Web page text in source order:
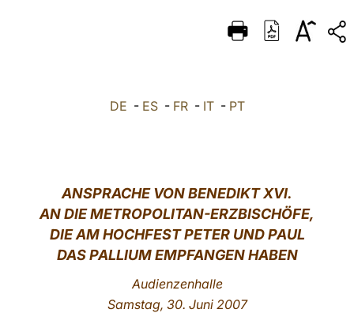
DEUTSCH
DE - ES- FR- IT- PT
ANSPRACHE VON BENEDIKT XVI.
AN DIE METROPOLITAN-ERZBISCHÖFE,
DIE AM HOCHFEST PETER UND PAUL
DAS PALLIUM EMPFANGEN HABEN
Audienzenhalle
Samstag, 30. Juni 2007